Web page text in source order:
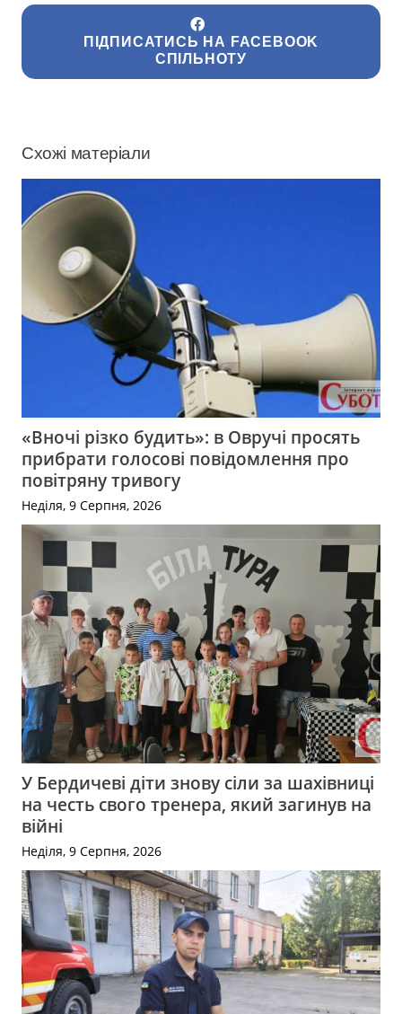
ПІДПИСАТИСЬ НА FACEBOOK
СПІЛЬНОТУ
Схожі матеріали
«Вночі різко будить»: в Овручі просять
прибрати голосові повідомлення про
повітряну тривогу
Неділя, 9 Серпня, 2026
У Бердичеві діти знову сіли за шахівниці
на честь свого тренера, який загинув на
війні
Неділя, 9 Серпня, 2026